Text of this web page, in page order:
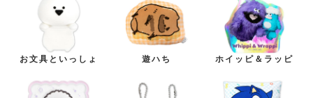
お文具といっしょ 遊ハち ホイッピ＆ラッピ